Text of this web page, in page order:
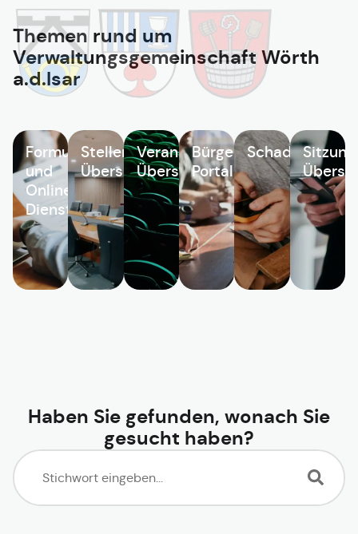
Themen rund um
Verwaltungsgemeinschaft Wörth
a.d.Isar
Formulare
und
Online-
Dienste
Stellenangebote
Übersicht
Veranstaltungen
Übersicht
Bürgerservice
Portal
Haben Sie gefunden, wonach Sie
gesucht haben?